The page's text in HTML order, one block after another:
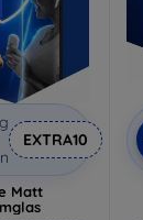
EXTRA10
Matt